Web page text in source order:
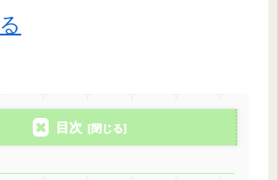
目次